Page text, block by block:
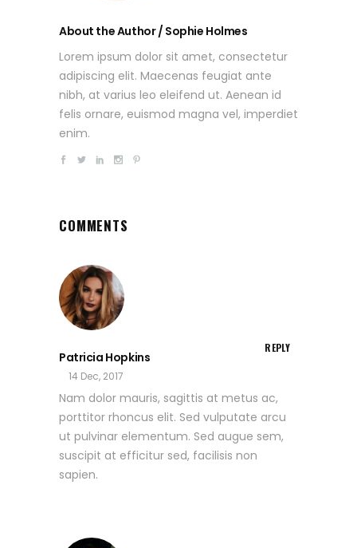
About the Author / Sophie Holmes
Lorem ipsum dolor sit amet, consectetur
adipiscing elit. Maecenas feugiat ante
nibh, at varius leo eleifend ut. Aenean id
felis ornare, euismod magna vel, imperdiet
enim.
COMMENTS
REPLY
Patricia Hopkins
14 Dec, 2017
Nam dolor mauris, sagittis at metus ac,
porttitor rhoncus elit. Sed vulputate arcu
ut pulvinar elementum. Sed augue sem,
suscipit at efficitur sed, facilisis non
sapien.